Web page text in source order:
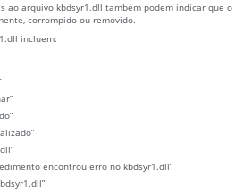
ao arquivo kbdsyr1.dll também podem indicar que o
corrompido ou removido.
incluem:
encontrou erro no kbdsyr1.dll”